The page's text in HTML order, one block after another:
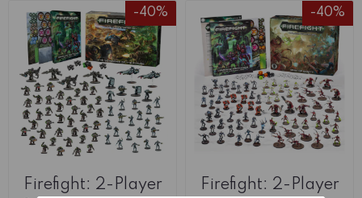
-40%
Firefight: 2-Player
-40%
Firefight: 2-Player